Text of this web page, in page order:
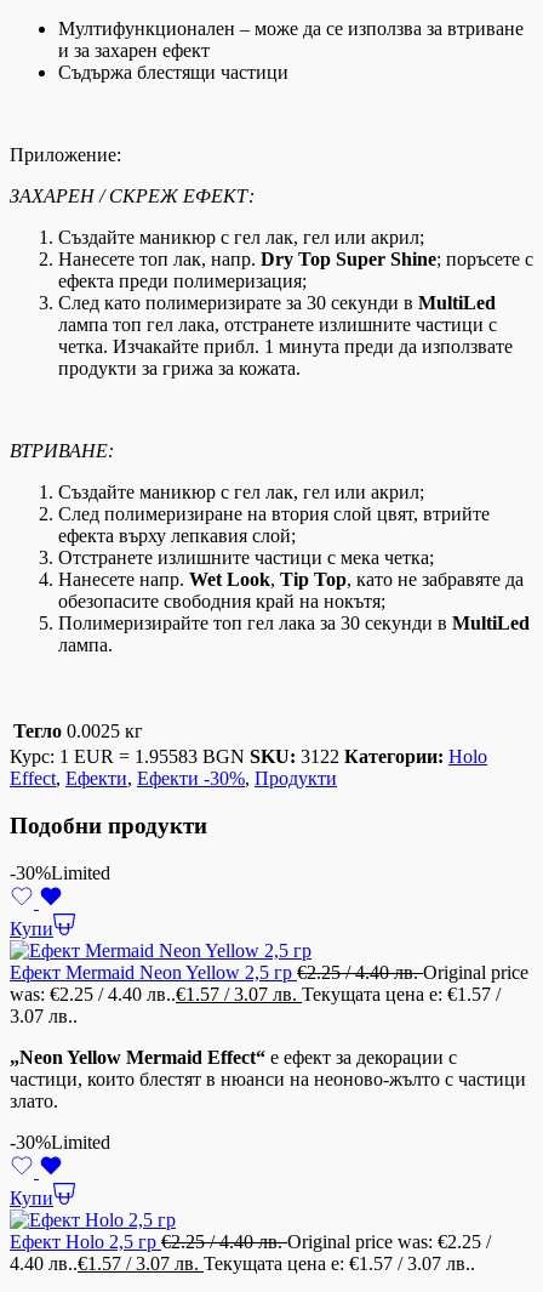
Мултифункционален – може да се използва за втриване
и за захарен ефект
Съдържа блестящи частици
Приложение:
ЗАХАРЕН / СКРЕЖ ЕФЕКТ:
Създайте маникюр с гел лак, гел или акрил;
Нанесете топ лак, напр. Dry Top Super Shine; поръсете с
ефекта преди полимеризация;
След като полимеризирате за 30 секунди в MultiLed
лампа топ гел лака, отстранете излишните частици с
четка. Изчакайте прибл. 1 минута преди да използвате
продукти за грижа за кожата.
ВТРИВАНЕ:
Създайте маникюр с гел лак, гел или акрил;
След полимеризиране на втория слой цвят, втрийте
ефекта върху лепкавия слой;
Отстранете излишните частици с мека четка;
Нанесете напр. Wet Look, Tip Top, като не забравяте да
обезопасите свободния край на нокътя;
Полимеризирайте топ гел лака за 30 секунди в MultiLed
лампа.
Тегло 0.0025 кг
Курс: 1 EUR = 1.95583 BGN SKU: 3122 Категории: Holo
Effect, Ефекти, Ефекти -30%, Продукти
Подобни продукти
-30%Limited
Купи
Ефект Mermaid Neon Yellow 2,5 гр €2.25/ 4.40 лв.Original price
was: €2.25 / 4.40 лв..€1.57 / 3.07 лв. Текущата цена е: €1.57 /
3.07 лв..
„Neon Yellow Mermaid Effect“ е ефект за декорации с
частици, които блестят в нюанси на неоново-жълто с частици
злато.
-30%Limited
Купи
Ефект Holo 2,5 гр €2.25/ 4.40 лв.Original price was: €2.25 /
4.40 лв..€1.57 / 3.07 лв. Текущата цена е: €1.57 / 3.07 лв..